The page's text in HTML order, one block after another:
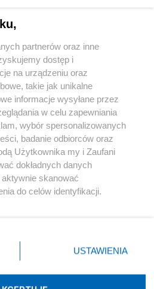
Instagram Youtube
partnerów oraz inne
dostęp i
na urządzeniu oraz
takie jak unikalne
informacje wysyłane przez
w celu zapewniania
wybór spersonalizowanych
badanie odbiorców oraz
Użytkownika my i Zaufani
dokładnych danych
skanować
do celów identyfikacji.
przycisk ustawień prywatności
rogu strony
nie wymagają zgody
sprzeciwić się takiemu
USTAWIENIA